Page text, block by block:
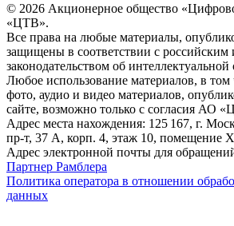
© 2026 Акционерное общество
«ЦТВ».
Все права на любые материалы,
защищены в соответствии с
законодательством об интеллектуальной
Любое использование материалов, в том
фото, аудио и видео материалов,
сайте, возможно только с согласия АО
Адрес места нахождения: 125 167, г.
пр-т, 37 А, корп. 4, этаж 10, помещение
Адрес электронной почты для
Партнер Рамблера
Политика оператора в отношении
данных